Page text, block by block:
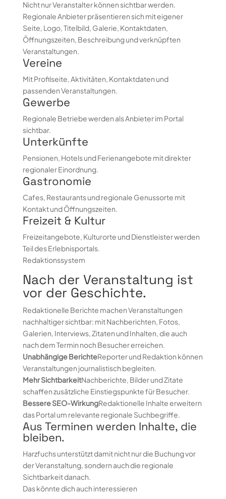
Nicht nur Veranstalter können sichtbar werden.
Regionale Anbieter präsentieren sich mit eigener
Seite, Logo, Titelbild, Galerie, Kontaktdaten,
Öffnungszeiten, Beschreibung und verknüpften
Veranstaltungen.
Vereine
Mit Profilseite, Aktivitäten, Kontaktdaten und
passenden Veranstaltungen.
Gewerbe
Regionale Betriebe werden als Anbieter im Portal
sichtbar.
Unterkünfte
Pensionen, Hotels und Ferienangebote mit direkter
regionaler Einordnung.
Gastronomie
Cafes, Restaurants und regionale Genussorte mit
Kontakt und Öffnungszeiten.
Freizeit & Kultur
Freizeitangebote, Kulturorte und Dienstleister werden
Teil des Erlebnisportals.
Redaktionssystem
Nach der Veranstaltung ist
vor der Geschichte.
Redaktionelle Berichte machen Veranstaltungen
nachhaltiger sichtbar: mit Nachberichten, Fotos,
Galerien, Interviews, Zitaten und Inhalten, die auch
nach dem Termin noch Besucher erreichen.
Unabhängige BerichteReporter und Redaktion können
Veranstaltungen journalistisch begleiten.
Mehr SichtbarkeitNachberichte, Bilder und Zitate
schaffen zusätzliche Einstiegspunkte für Besucher.
Bessere SEO-WirkungRedaktionelle Inhalte erweitern
das Portal um relevante regionale Suchbegriffe.
Aus Terminen werden Inhalte, die
bleiben.
Harzfuchs unterstützt damit nicht nur die Buchung vor
der Veranstaltung, sondern auch die regionale
Sichtbarkeit danach.
Das könnte dich auch interessieren